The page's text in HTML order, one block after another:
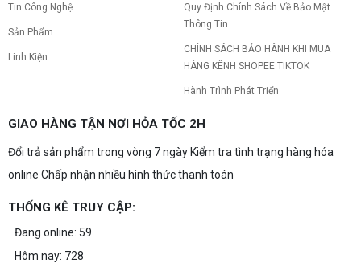
Tin Công Nghệ
Sản Phẩm
Linh Kiện
Quy Định Chính Sách Về Bảo Mật
Thông Tin
CHÍNH SÁCH BẢO HÀNH KHI MUA
HÀNG KÊNH SHOPEE TIKTOK
Hành Trình Phát Triển
GIAO HÀNG TẬN NƠI HỎA TỐC 2H
Đổi trả sản phẩm trong vòng 7 ngày Kiểm tra tình trạng hàng hóa
online Chấp nhận nhiều hình thức thanh toán
THỐNG KÊ TRUY CẬP:
Đang online: 59
Hôm nay: 728